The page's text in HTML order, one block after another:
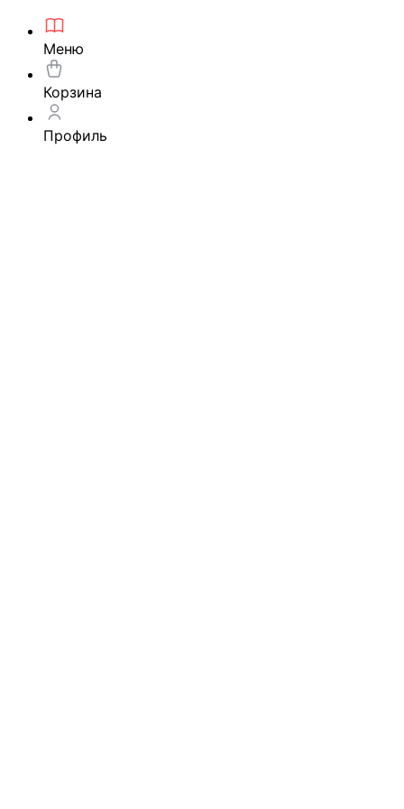
Меню
Корзина
Профиль